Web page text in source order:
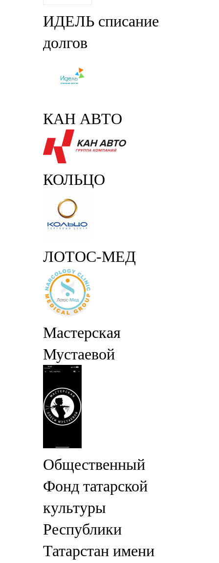
ИДЕЛЬ списание
долгов
КАН АВТО
КОЛЬЦО
ЛОТОС-МЕД
Мастерская
Мустаевой
Общественный
Фонд татарской
культуры
Республики
Татарстан имени